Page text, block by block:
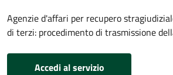
Agenzie d'affari per recupero
di terzi: procedimento di trasmissione
Accedi al servizio